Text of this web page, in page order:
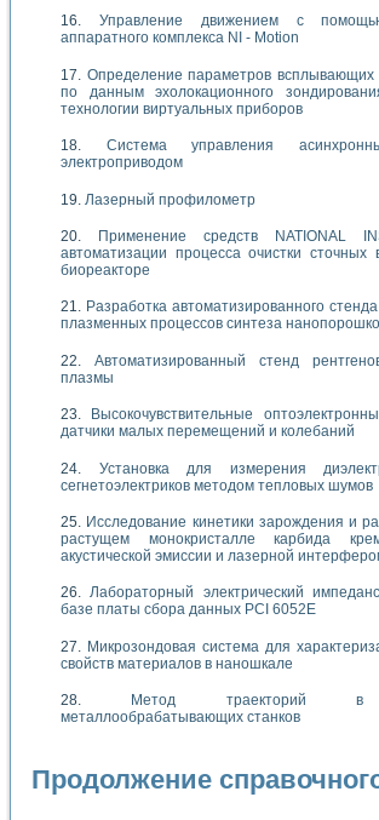
Управление движением с
аппаратного комплекса NI - Motion
Определение параметров всплывающих
по данным эхолокационного
технологии виртуальных приборов
Система управления
электроприводом
Лазерный профилометр
Применение средств NATIONAL
автоматизации процесса очистки
биореакторе
Разработка автоматизированного
плазменных процессов синтеза
Автоматизированный стенд
плазмы
Высокочувствительные
датчики малых перемещений и колебаний
Установка для измерения
сегнетоэлектриков методом тепловых шумов
Исследование кинетики зарождения и
растущем монокристалле карбида
акустической эмиссии и лазерной
Лабораторный электрический
базе платы сбора данных PCI 6052E
Микрозондовая система для
свойств материалов в наношкале
Метод траекторий в
металлообрабатывающих станков
Продолжение